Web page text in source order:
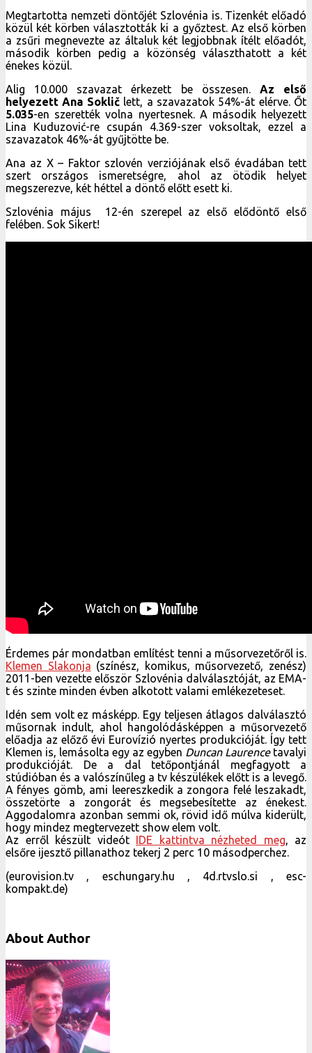
Megtartotta nemzeti döntőjét Szlovénia is. Tizenkét előadó
közül két körben választották ki a győztest. Az első körben
a zsűri megnevezte az általuk két legjobbnak ítélt előadót,
második körben pedig a közönség választhatott a két
énekes közül.
Alig 10.000 szavazat érkezett be összesen. Az első
helyezett Ana Sokličlett, a szavazatok 54%-át elérve. Őt
5.035-en szerették volna nyertesnek. A második helyezett
Lina Kuduzović-re csupán 4.369-szer voksoltak, ezzel a
szavazatok 46%-át gyűjtötte be.
Ana az X – Faktor szlovén verziójának első évadában tett
szert országos ismeretségre, ahol az ötödik helyet
megszerezve, két héttel a döntő előtt esett ki.
Szlovénia május 12-én szerepel az első elődöntő első
felében. Sok Sikert!
Érdemes pár mondatban említést tenni a műsorvezetőről is.
Klemen Slakonja (színész, komikus, műsorvezető, zenész)
2011-ben vezette először Szlovénia dalválasztóját, az EMA-
t és szinte minden évben alkotott valami emlékezeteset.
Idén sem volt ez másképp. Egy teljesen átlagos dalválasztó
műsornak indult, ahol hangolódásképpen a műsorvezető
előadja az előző évi Eurovízió nyertes produkcióját. Így tett
Klemen is, lemásolta egy az egyben Duncan Laurencetavalyi
produkcióját. De a dal tetőpontjánál megfagyott a
stúdióban és a valószínűleg a tv készülékek előtt is a levegő.
A fényes gömb, ami leereszkedik a zongora felé leszakadt,
összetörte a zongorát és megsebesítette az énekest.
Aggodalomra azonban semmi ok, rövid idő múlva kiderült,
hogy mindez megtervezett show elem volt.
Az erről készült videót IDE kattintva nézheted meg, az
elsőre ijesztő pillanathoz tekerj 2 perc 10 másodperchez.
(eurovision.tv , eschungary.hu , 4d.rtvslo.si , esc-
kompakt.de)
About Author